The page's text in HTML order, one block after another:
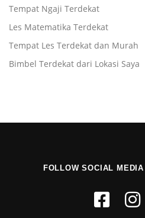
Tempat Ngaji Terdekat
Les Matematika Terdekat
Tempat Les Terdekat dan Murah
Bimbel Terdekat dari Lokasi Saya
FOLLOW SOCIAL